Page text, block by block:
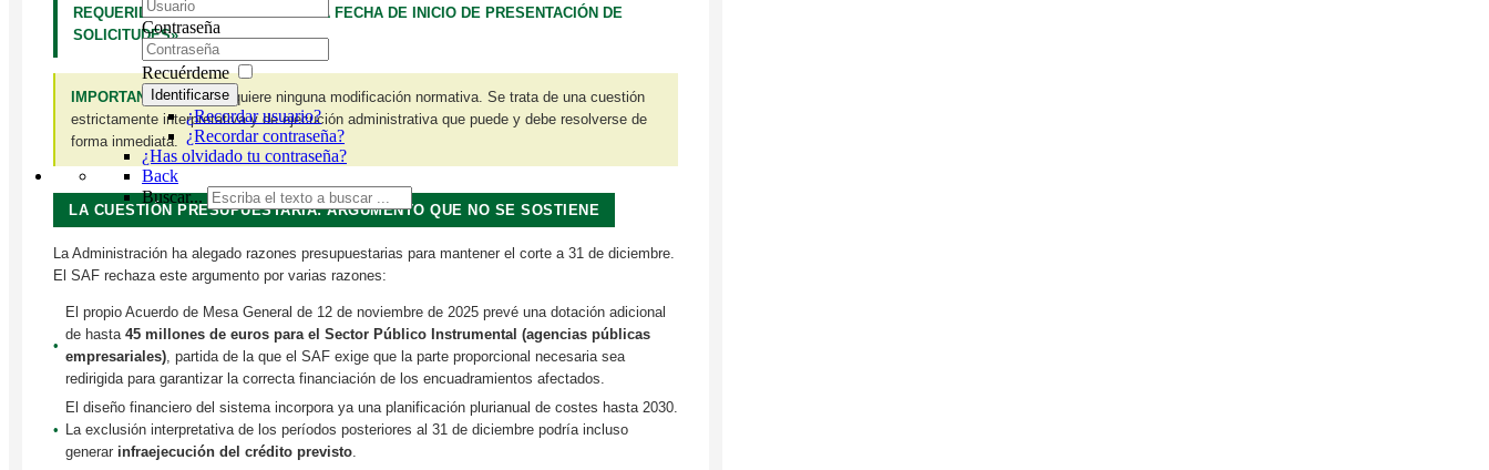
Contraseña
Recuérdeme
Identificarse
¿Recordar usuario?
¿Recordar contraseña?
¿Has olvidado tu contraseña?
Back
Buscar...
REQUERIDOS PARA EL TRAMO A LA FECHA DE INICIO DE PRESENTACIÓN DE
SOLICITUDES».
IMPORTANTE:No se requiere ninguna modificación normativa. Se trata de una cuestión
estrictamente interpretativa y de ejecución administrativa que puede y debe resolverse de
forma inmediata.
LA CUESTIÓN PRESUPUESTARIA: ARGUMENTO QUE NO SE SOSTIENE
La Administración ha alegado razones presupuestarias para mantener el corte a 31 de diciembre.
El SAF rechaza este argumento por varias razones:
•
El propio Acuerdo de Mesa General de 12 de noviembre de 2025 prevé una dotación adicional
de hasta 45 millones de euros para el Sector Público Instrumental (agencias públicas
empresariales) , partida de la que el SAF exige que la parte proporcional necesaria sea
redirigida para garantizar la correcta financiación de los encuadramientos afectados.
•
El diseño financiero del sistema incorpora ya una planificación plurianual de costes hasta 2030.
La exclusión interpretativa de los períodos posteriores al 31 de diciembre podría incluso
generar infraejecución del crédito previsto